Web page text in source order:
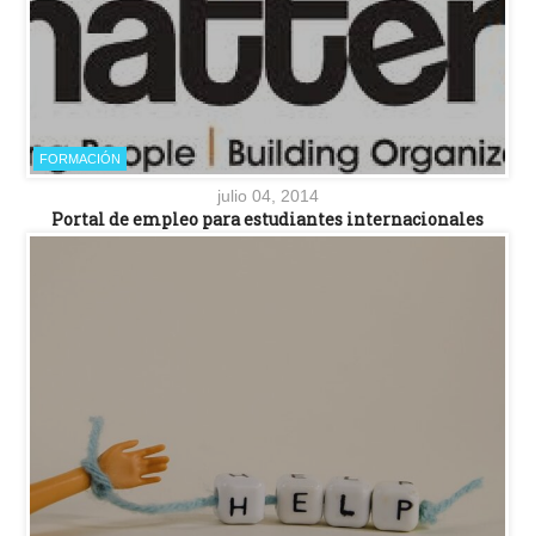
FORMACIÓN
julio 04, 2014
Portal de empleo para estudiantes internacionales